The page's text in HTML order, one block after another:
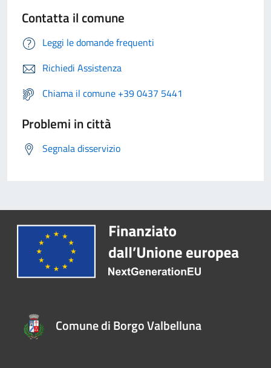
Contatta il comune
Leggi le domande frequenti
Richiedi Assistenza
Chiama il comune +39 0437 5441
Problemi in città
Segnala disservizio
Comune di Borgo Valbelluna